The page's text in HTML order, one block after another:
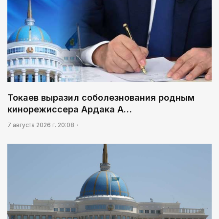
Токаев выразил соболезнования родным
кинорежиссера Ардака А…
7 августа 2026 г. 20:08